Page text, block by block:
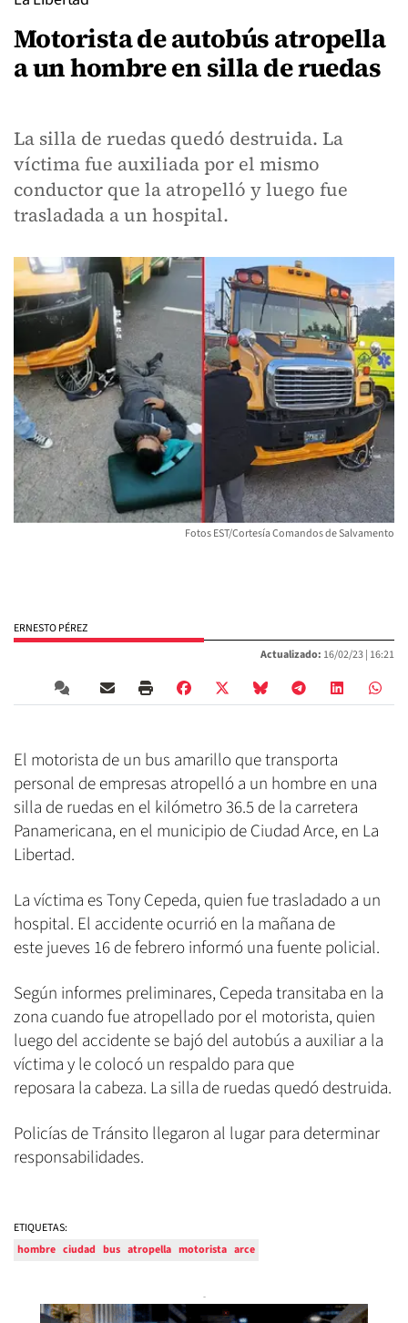
Motorista de autobús atropella
a un hombre en silla de ruedas
La silla de ruedas quedó destruida. La
víctima fue auxiliada por el mismo
conductor que la atropelló y luego fue
trasladada a un hospital.
Fotos EST/Cortesía Comandos de Salvamento
ERNESTO PÉREZ
Actualizado: 16/02/23 | 16:21
El motorista de un bus amarillo que transporta
personal de empresas atropelló a un hombre en una
silla de ruedas en el kilómetro 36.5 de la carretera
Panamericana, en el municipio de Ciudad Arce, en La
Libertad.
La víctima es Tony Cepeda, quien fue trasladado a un
hospital. El accidente ocurrió en la mañana de
este jueves 16 de febrero informó una fuente policial.
Según informes preliminares, Cepeda transitaba en la
zona cuando fue atropellado por el motorista, quien
luego del accidente se bajó del autobús a auxiliar a la
víctima y le colocó un respaldo para que
reposara la cabeza. La silla de ruedas quedó destruida.
Policías de Tránsito llegaron al lugar para determinar
responsabilidades.
ETIQUETAS:
hombre ciudad bus atropella motorista arce